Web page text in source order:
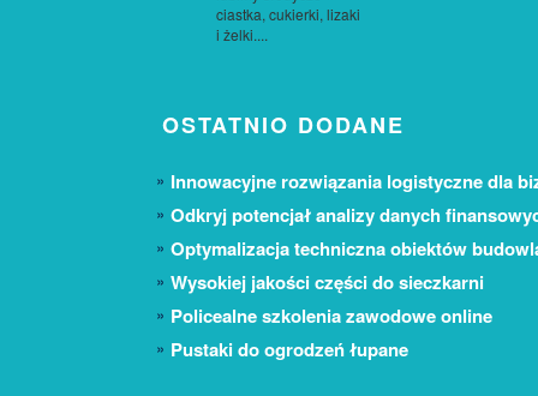
ciastka, cukierki, lizaki
i żelki....
OSTATNIO DODANE
Innowacyjne rozwiązania logistyczne dla
Odkryj potencjał analizy danych
Optymalizacja techniczna obiektów
Wysokiej jakości części do sieczkarni
Policealne szkolenia zawodowe online
Pustaki do ogrodzeń łupane